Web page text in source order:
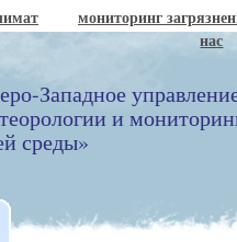
мониторинг
нас
Западное
и
среды»